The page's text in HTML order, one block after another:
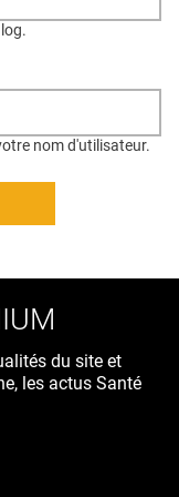
nom d'utilisateur.
du site et
les actus Santé